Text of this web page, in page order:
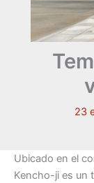
23
Ubicado en el
Kencho-ji es un